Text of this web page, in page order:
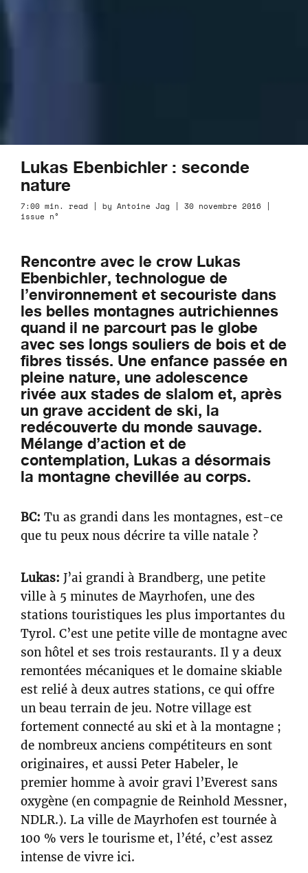
Lukas Ebenbichler : seconde
nature
7:00 min. read | by Antoine Jag | 30 novembre 2016 |
issue n°
Rencontre avec le crow Lukas
Ebenbichler, technologue de
l’environnement et secouriste dans
les belles montagnes autrichiennes
quand il ne parcourt pas le globe
avec ses longs souliers de bois et de
fibres tissés. Une enfance passée en
pleine nature, une adolescence
rivée aux stades de slalom et, après
un grave accident de ski, la
redécouverte du monde sauvage.
Mélange d’action et de
contemplation, Lukas a désormais
la montagne chevillée au corps.
BC: Tu as grandi dans les montagnes, est-ce
que tu peux nous décrire ta ville natale ?
Lukas: J’ai grandi à Brandberg, une petite
ville à 5 minutes de Mayrhofen, une des
stations touristiques les plus importantes du
Tyrol. C’est une petite ville de montagne avec
son hôtel et ses trois restaurants. Il y a deux
remontées mécaniques et le domaine skiable
est relié à deux autres stations, ce qui offre
un beau terrain de jeu. Notre village est
fortement connecté au ski et à la montagne ;
de nombreux anciens compétiteurs en sont
originaires, et aussi Peter Habeler, le
premier homme à avoir gravi l’Everest sans
oxygène (en compagnie de Reinhold Messner,
NDLR.). La ville de Mayrhofen est tournée à
100 % vers le tourisme et, l’été, c’est assez
intense de vivre ici.